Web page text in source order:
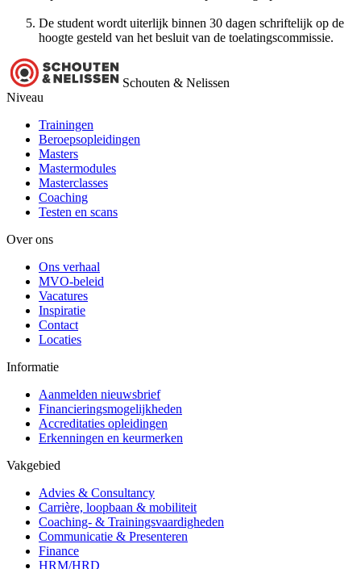
De student wordt uiterlijk binnen 30 dagen schriftelijk op de
hoogte gesteld van het besluit van de toelatingscommissie.
Schouten & Nelissen
Niveau
Trainingen
Beroepsopleidingen
Masters
Mastermodules
Masterclasses
Coaching
Testen en scans
Over ons
Ons verhaal
MVO-beleid
Vacatures
Inspiratie
Contact
Locaties
Informatie
Aanmelden nieuwsbrief
Financieringsmogelijkheden
Accreditaties opleidingen
Erkenningen en keurmerken
Vakgebied
Advies & Consultancy
Carrière, loopbaan & mobiliteit
Coaching- & Trainingsvaardigheden
Communicatie & Presenteren
Finance
HRM/HRD